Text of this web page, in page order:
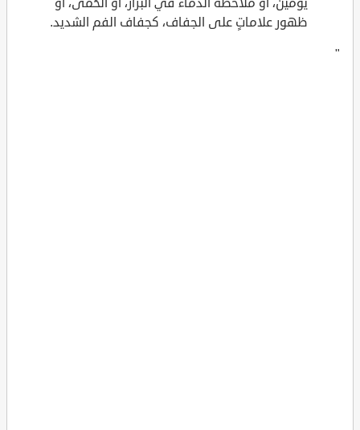
ظهور علاماتٍ على الجفاف، كجفاف الفم الشديد.
"